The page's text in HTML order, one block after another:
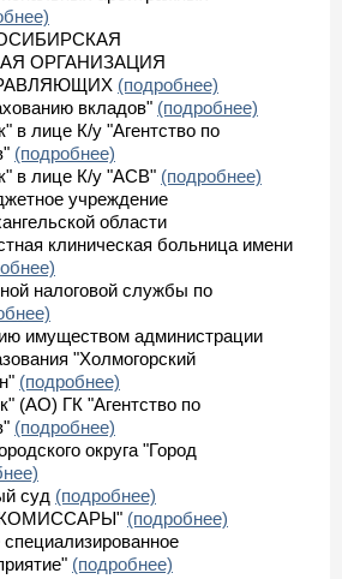
ОРГАНИЗАЦИЯ
(подробнее)
вкладов" (подробнее)
в лице К/у "Агентство по
(подробнее)
в лице К/у "АСВ" (подробнее)
учреждение
области
клиническая больница имени
налоговой службы по
имуществом администрации
"Холмогорский
(подробнее)
(АО) ГК "Агентство по
(подробнее)
округа "Город
суд (подробнее)
(подробнее)
(подробнее)